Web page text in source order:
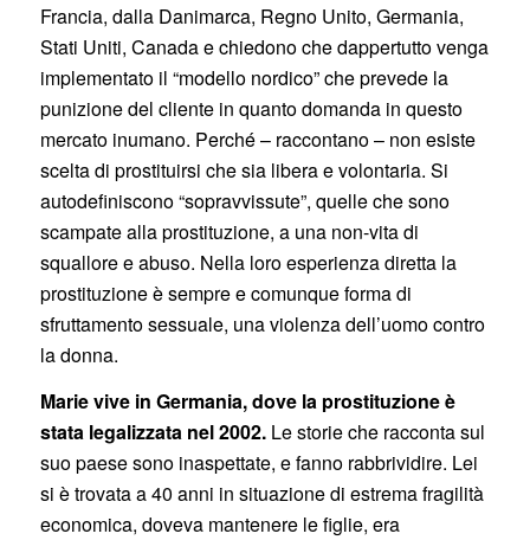
Francia, dalla Danimarca, Regno Unito, Germania,
Stati Uniti, Canada e chiedono che dappertutto venga
implementato il “modello nordico” che prevede la
punizione del cliente in quanto domanda in questo
mercato inumano. Perché – raccontano – non esiste
scelta di prostituirsi che sia libera e volontaria. Si
autodefiniscono “sopravvissute”, quelle che sono
scampate alla prostituzione, a una non-vita di
squallore e abuso. Nella loro esperienza diretta la
prostituzione è sempre e comunque forma di
sfruttamento sessuale, una violenza dell’uomo contro
la donna.
Marie vive in Germania, dove la prostituzione è
stata legalizzata nel 2002.Le storie che racconta sul
suo paese sono inaspettate, e fanno rabbrividire. Lei
si è trovata a 40 anni in situazione di estrema fragilità
economica, doveva mantenere le figlie, era